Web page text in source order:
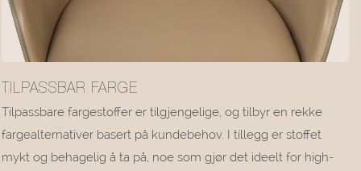
TILPASSBAR FARGE
Tilpassbare fargestoffer er tilgjengelige, og tilbyr en rekke
fargealternativer basert på kundebehov. I tillegg er stoffet
mykt og behagelig å ta på, noe som gjør det ideelt for high-